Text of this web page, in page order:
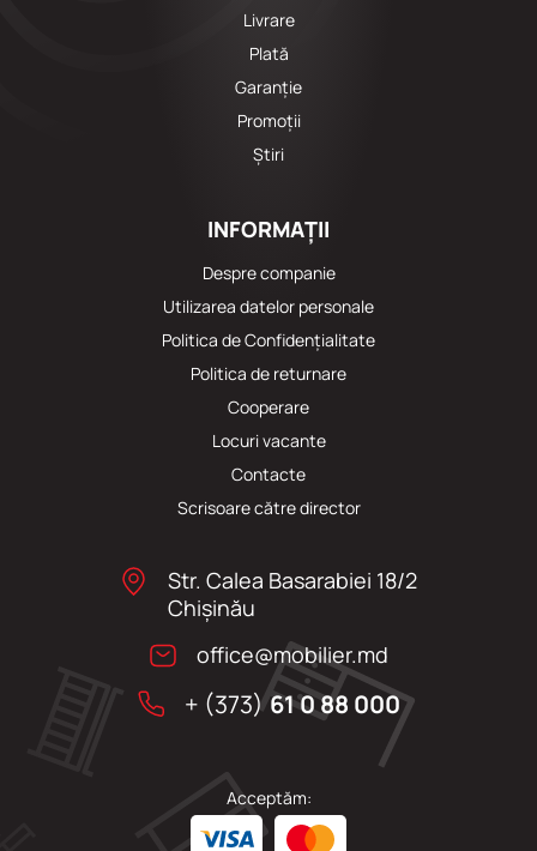
Livrare
Plată
Garanție
Promoții
Știri
INFORMAȚII
Despre companie
Utilizarea datelor personale
Politica de Confidențialitate
Politica de returnare
Cooperare
Locuri vacante
Сontacte
Scrisoare către director
Str. Calea Basarabiei 18/2
Chişinău
office@mobilier.md
+ (373)61 0 88 000
Acceptăm: